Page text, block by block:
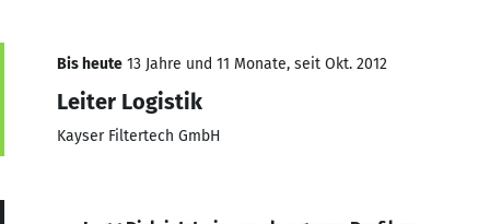
Bis heute 13 Jahre und 11 Monate, seit Okt. 2012
Leiter Logistik
Kayser Filtertech GmbH